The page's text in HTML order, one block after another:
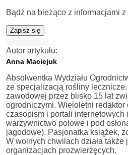
Bądź na bieżąco z informacjami
Zapisz się
Autor artykułu:
Anna Maciejuk
Absolwentka Wydziału
ze specjalizacją rośliny
zawodowej przez blisko 15 lat
ogrodniczymi. Wieloletni
czasopism i portali internetowych
warzywnictwo polowe i pod
jagodowe). Pasjonatka książek,
W wolnych chwilach działa także
organizacjach prozwierzęcych.